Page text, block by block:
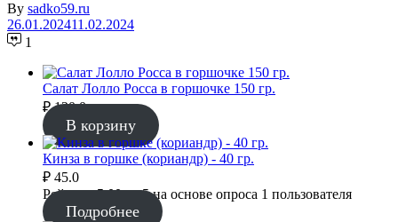
By sadko59.ru
26.01.202411.02.2024
1
Салат Лолло Росса в горшочке 150 гр.
₽120.0
В корзину
Кинза в горшке (кориандр) - 40 гр.
₽ 45.0
Рейтинг5.00из 5 на основе опроса 1 пользователя
Подробнее